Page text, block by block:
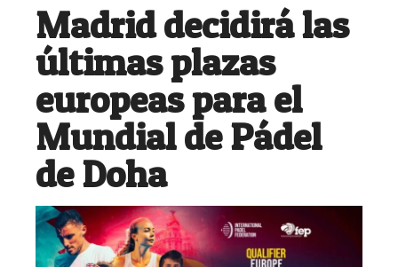
Madrid decidirá las
últimas plazas
europeas para el
Mundial de Pádel
de Doha